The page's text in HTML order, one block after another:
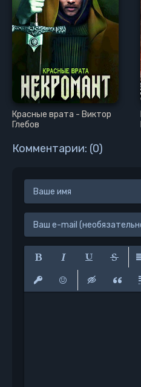
Красные врата - Виктор
Глебов
Комментарии: (0)
Полужирный
Курсив Подчеркнутый